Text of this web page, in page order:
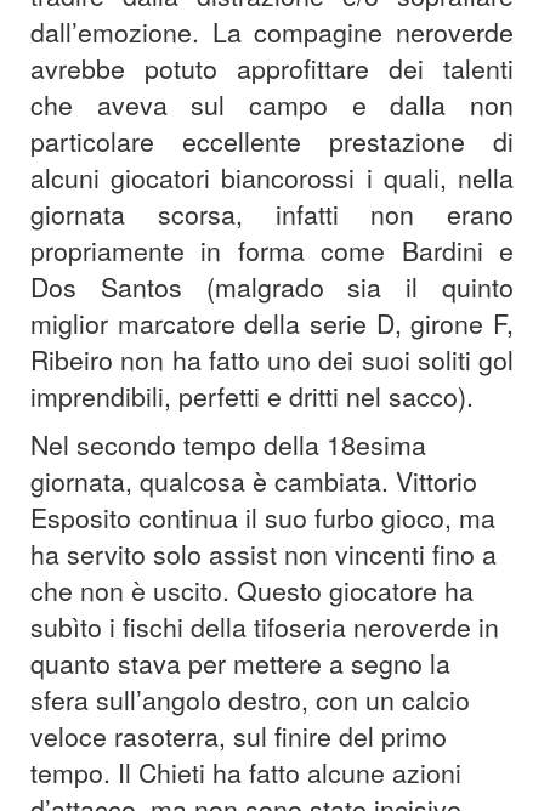
dall’emozione. La compagine neroverde
avrebbe potuto approfittare dei talenti
che aveva sul campo e dalla non
particolare eccellente prestazione di
alcuni giocatori biancorossi i quali, nella
giornata scorsa, infatti non erano
propriamente in forma come Bardini e
Dos Santos (malgrado sia il quinto
miglior marcatore della serie D, girone F,
Ribeiro non ha fatto uno dei suoi soliti gol
imprendibili, perfetti e dritti nel sacco).
Nel secondo tempo della 18esima
giornata, qualcosa è cambiata. Vittorio
Esposito continua il suo furbo gioco, ma
ha servito solo assist non vincenti fino a
che non è uscito. Questo giocatore ha
subìto i fischi della tifoseria neroverde in
quanto stava per mettere a segno la
sfera sull’angolo destro, con un calcio
veloce rasoterra, sul finire del primo
tempo. Il Chieti ha fatto alcune azioni